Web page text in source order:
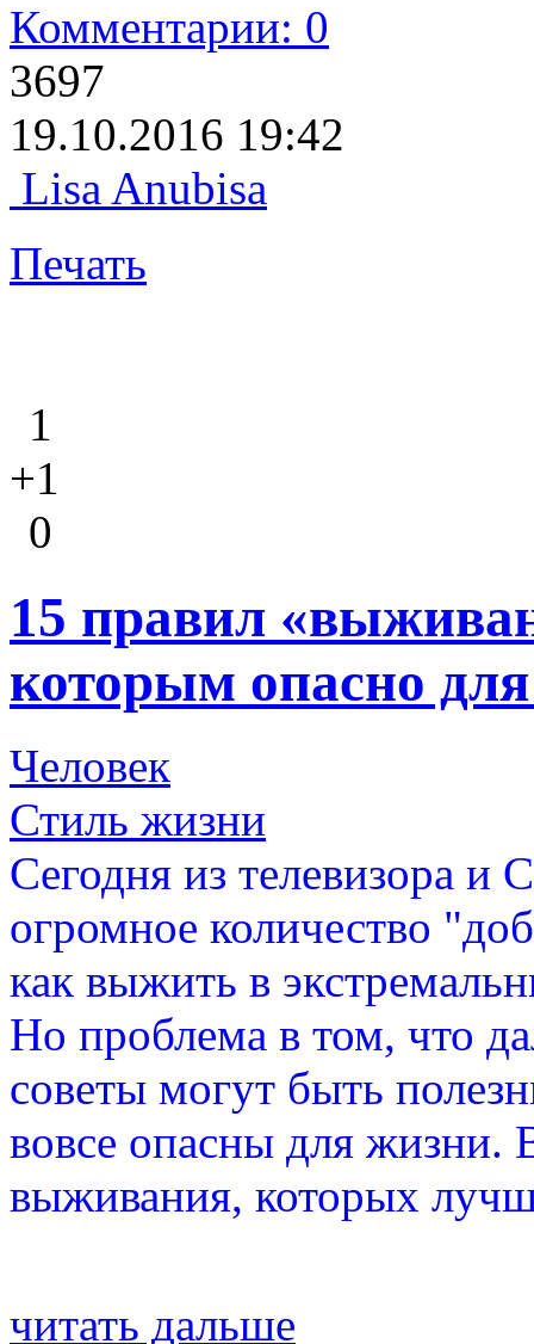
Комментарии: 0
3697
19.10.2016 19:42
Lisa Anubisa
Печать
1
+1
0
15 правил
которым опасно
Человек
Стиль жизни
Сегодня из телевизора
огромное количество
как выжить в
Но проблема в том, что
советы могут быть
вовсе опасны для жизни.
выживания, которых
читать дальше